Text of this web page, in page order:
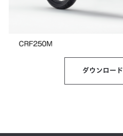
ダウンロード